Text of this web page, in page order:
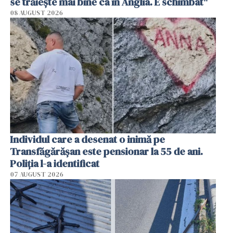
08 AUGUST 2026
Individul care a desenat o inimă pe
Transfăgărășan este pensionar la 55 de ani.
Poliția l-a identificat
07 AUGUST 2026